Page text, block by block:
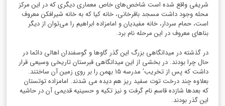
شریفی واقع شده است شاخص‌های خاص معماری دیگری که در این مرکز
محله وجود داشت مسجد باقرخانی، خانه کیا که به خانه شیرافکن معروف
است، حمام سردار، خانه مفیدیان و امامزاده ابراهیم را می‌توان از دیگر
بناهای معروف در این مرحله نام برد.
در گذشته در میدانگاهی بزرگ این گذر گاوها و گوسفندان اهالی دائما در
حال چرا بودند. در بخشی از این میدانگاهی قبرستان تاریخی وسیعی قرار
داشت که پس از تخریب’ مدرسه 15 بهمن را بر روی زمین آن ساختند.
بعلاوه چند درخت توت سفید ریز هم دیده می شدند. امامزاده توتستان
که بعدها شازده قاسم نام گرفت و نیز تکیه و حسینیه قدیمی آن در حاشیه
این گذر بودند.